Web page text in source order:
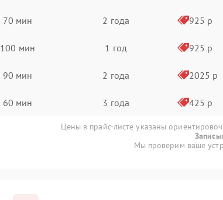
70 мин 2 года 925 р
100 мин 1 год 925 р
90 мин 2 года 2025 р
60 мин 3 года 425 р
Цены в прайс-листе указаны
Мы проверим ваше